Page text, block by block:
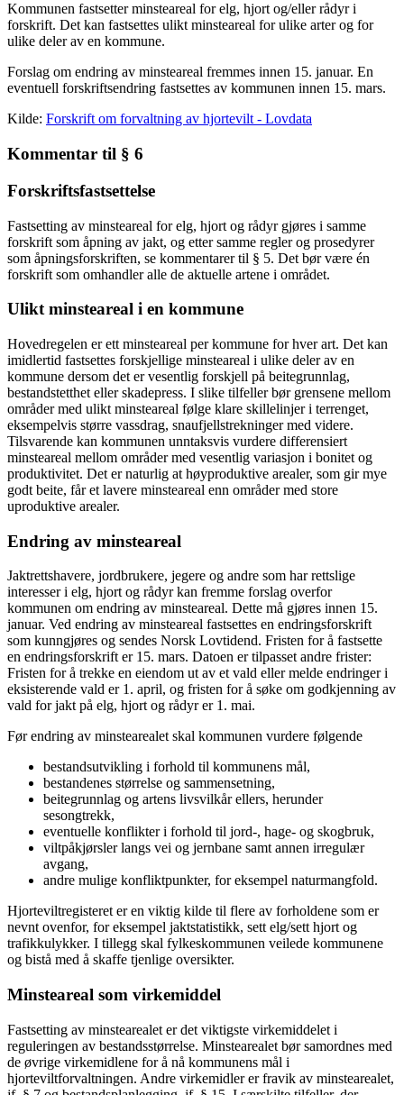
Kommunen fastsetter minsteareal for elg, hjort og/eller rådyr i
forskrift. Det kan fastsettes ulikt minsteareal for ulike arter og for
ulike deler av en kommune.
Forslag om endring av minsteareal fremmes innen 15. januar. En
eventuell forskriftsendring fastsettes av kommunen innen 15. mars.
Kilde: Forskrift om forvaltning av hjortevilt - Lovdata
Kommentar til § 6
Forskriftsfastsettelse
Fastsetting av minsteareal for elg, hjort og rådyr gjøres i samme
forskrift som åpning av jakt, og etter samme regler og prosedyrer
som åpningsforskriften, se kommentarer til § 5. Det bør være én
forskrift som omhandler alle de aktuelle artene i området.
Ulikt minsteareal i en kommune
Hovedregelen er ett minsteareal per kommune for hver art. Det kan
imidlertid fastsettes forskjellige minsteareal i ulike deler av en
kommune dersom det er vesentlig forskjell på beitegrunnlag,
bestandstetthet eller skadepress. I slike tilfeller bør grensene mellom
områder med ulikt minsteareal følge klare skillelinjer i terrenget,
eksempelvis større vassdrag, snaufjellstrekninger med videre.
Tilsvarende kan kommunen unntaksvis vurdere differensiert
minsteareal mellom områder med vesentlig variasjon i bonitet og
produktivitet. Det er naturlig at høyproduktive arealer, som gir mye
godt beite, får et lavere minsteareal enn områder med store
uproduktive arealer.
Endring av minsteareal
Jaktrettshavere, jordbrukere, jegere og andre som har rettslige
interesser i elg, hjort og rådyr kan fremme forslag overfor
kommunen om endring av minsteareal. Dette må gjøres innen 15.
januar. Ved endring av minsteareal fastsettes en endringsforskrift
som kunngjøres og sendes Norsk Lovtidend. Fristen for å fastsette
en endringsforskrift er 15. mars. Datoen er tilpasset andre frister:
Fristen for å trekke en eiendom ut av et vald eller melde endringer i
eksisterende vald er 1. april, og fristen for å søke om godkjenning av
vald for jakt på elg, hjort og rådyr er 1. mai.
Før endring av minstearealet skal kommunen vurdere følgende
bestandsutvikling i forhold til kommunens mål,
bestandenes størrelse og sammensetning,
beitegrunnlag og artens livsvilkår ellers, herunder
sesongtrekk,
eventuelle konflikter i forhold til jord-, hage- og skogbruk,
viltpåkjørsler langs vei og jernbane samt annen irregulær
avgang,
andre mulige konfliktpunkter, for eksempel naturmangfold.
Hjorteviltregisteret er en viktig kilde til flere av forholdene som er
nevnt ovenfor, for eksempel jaktstatistikk, sett elg/sett hjort og
trafikkulykker. I tillegg skal fylkeskommunen veilede kommunene
og bistå med å skaffe tjenlige oversikter.
Minsteareal som virkemiddel
Fastsetting av minstearealet er det viktigste virkemiddelet i
reguleringen av bestandsstørrelse. Minstearealet bør samordnes med
de øvrige virkemidlene for å nå kommunens mål i
hjorteviltforvaltningen. Andre virkemidler er fravik av minstearealet,